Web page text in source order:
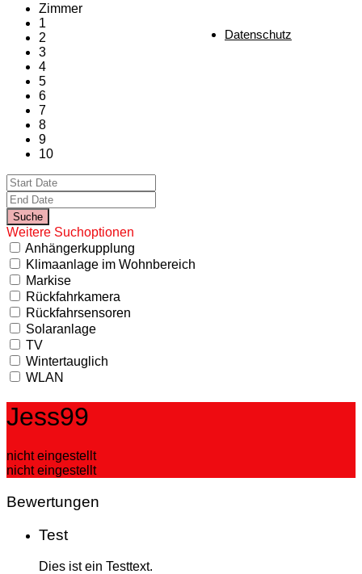
Datenschutz
Zimmer
1
2
3
4
5
6
7
8
9
10
Weitere Suchoptionen
Anhängerkupplung
Klimaanlage im Wohnbereich
Markise
Rückfahrkamera
Rückfahrsensoren
Solaranlage
TV
Wintertauglich
WLAN
Jess99
nicht eingestellt
nicht eingestellt
Bewertungen
Test
Dies ist ein Testtext.